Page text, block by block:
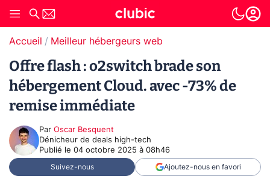
Accueil Meilleur hébergeurs web
Offre flash : o2switch brade son
hébergement Cloud. avec -73% de
remise immédiate
Par Oscar Besquent
Dénicheur de deals high-tech
Publié le 04 octobre 2025 à 08h46
Suivez-nous Ajoutez-nous en favori